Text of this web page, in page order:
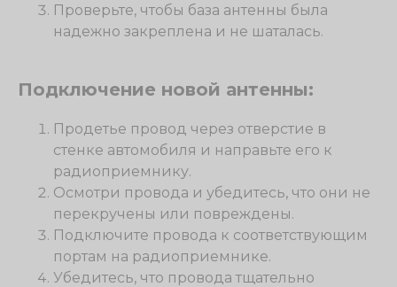
Проверьте, чтобы база антенны была
надежно закреплена и не шаталась.
Подключение новой антенны:
Продетье провод через отверстие в
стенке автомобиля и направьте его к
радиоприемнику.
Осмотри провода и убедитесь, что они не
перекручены или повреждены.
Подключите провода к соответствующим
портам на радиоприемнике.
Убедитесь, что провода тщательно